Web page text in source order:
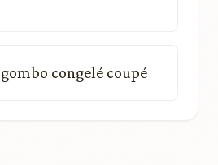
gombo congelé coupé